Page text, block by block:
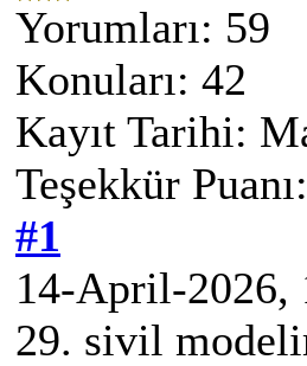
Yorumları: 59
Konuları: 42
Kayıt Tarihi:
Teşekkür Puanı:
#1
14-April-2026,
29. sivil